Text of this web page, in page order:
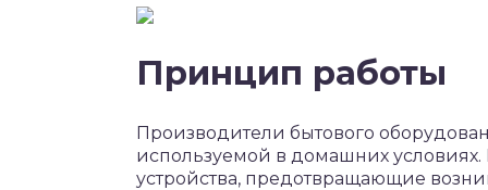
Принцип работы
Производители бытового
используемой в домашних
устройства, предотвращающие